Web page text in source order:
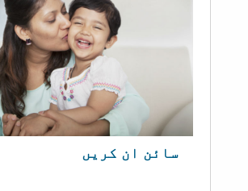
سائن ان کریں